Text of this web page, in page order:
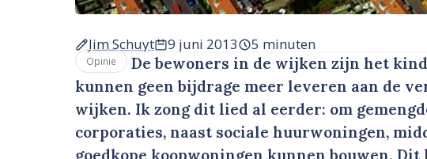
Jim Schuyt 9 juni 2013 5 minuten
Opinie
De bewoners in de wijken zijn het
kunnen geen bijdrage meer leveren aan de
wijken. Ik zong dit lied al eerder: om
corporaties, naast sociale huurwoningen,
goedkope koopwoningen kunnen bouwen.